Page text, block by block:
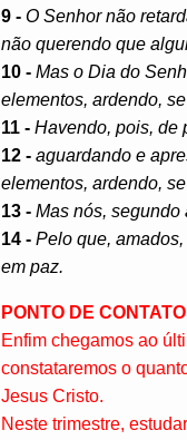
9 - O Senhor não
não querendo que
10 - Mas o Dia do
elementos, ardendo,
11 - Havendo, pois, de
12 - aguardando e
elementos, ardendo,
13 - Mas nós, segundo
14 - Pelo que,
em paz.
PONTO DE CONTATO
Enfim chegamos ao
constataremos o
Jesus Cristo.
Neste trimestre,